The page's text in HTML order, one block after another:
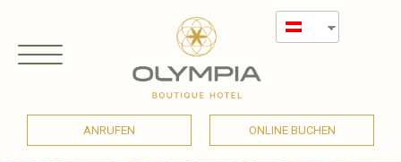
ANRUFEN ONLINE BUCHEN